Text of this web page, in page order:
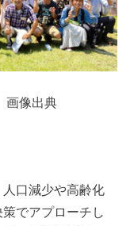
画像出典
口減少や高齢化
でアプローチし